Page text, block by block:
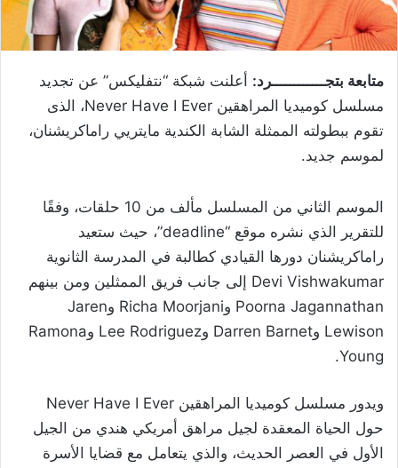
متابعة بتجــــــــــــرد: أعلنت شبكة “نتفليكس” عن تجديد
مسلسل كوميديا المراهقين Never Have I Ever، الذى
تقوم ببطولته الممثلة الشابة الكندية مايتريي راماكريشنان،
لموسم جديد.
الموسم الثاني من المسلسل مألف من 10 حلقات، وفقًا
للتقرير الذي نشره موقع “deadline”، حيث ستعيد
راماكريشنان دورها القيادي كطالبة في المدرسة الثانوية
Devi Vishwakumar إلى جانب فريق الممثلين ومن بينهم
Poorna Jagannathan وRicha Moorjani وJaren
Lewison وDarren Barnet وLee Rodriguez وRamona
Young.
ويدور مسلسل كوميديا المراهقين Never Have I Ever
حول الحياة المعقدة لجيل مراهق أمريكي هندي من الجيل
الأول في العصر الحديث، والذي يتعامل مع قضايا الأسرة